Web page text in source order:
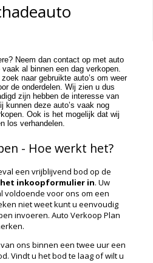
Neem dan contact op met auto
al binnen een dag verkopen.
naar gebruikte auto’s om weer
de onderdelen. Wij zien u dus
zijn hebben de interesse van
kunnen deze auto’s vaak nog
Ook is het mogelijk dat wij
los verhandelen.
- Hoe werkt het?
een vrijblijvend bod op de
inkoopformulier in. Uw
voldoende voor ons om een
niet weet kunt u eenvoudig
invoeren. Auto Verkoop Plan
ons binnen een twee uur een
Vindt u het bod te laag of wilt u